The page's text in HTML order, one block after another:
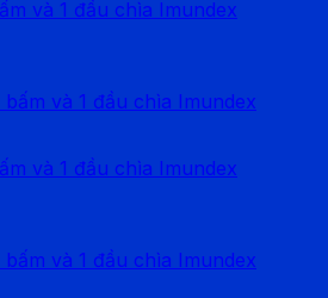
₫.
và 1 đầu chìa Imundex
₫.
và 1 đầu chìa Imundex